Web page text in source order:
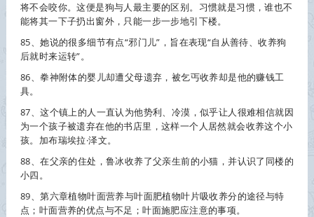
将不会咬你。这便是狗与人最主要的区别。习惯就是习惯，谁也不
能将其一下子扔出窗外，只能一步一步地引下楼。
85、她说的很多细节有点“邪门儿”，旨在表现“自从善待、收养狗
后就时来运转”。
86、拳神附体的婴儿却遭父母遗弃，被乞丐收养却是他的赚钱工
具。
87、这个镇上的人一直认为他势利、冷漠，似乎让人很难相信就因
为一个孩子被遗弃在他的书店里，这样一个人居然就会收养这个小
孩。加布瑞埃拉·泽文。
88、在父亲的住处，鲁冰收养了父亲生前的小猫，并认识了同楼的
小四。
89、第六章植物叶面营养与叶面肥植物叶片吸收养分的途径与特
点；叶面营养的优点与不足；叶面施肥应注意的事项。